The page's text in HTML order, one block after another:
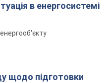
в енергосистемі
щодо підготовки